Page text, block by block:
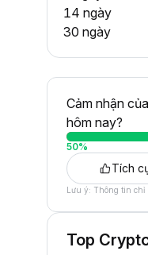
14 ngày
30 ngày
Cảm nhận
hôm nay?
50%
Tích
Lưu ý: Thông tin chỉ
Top